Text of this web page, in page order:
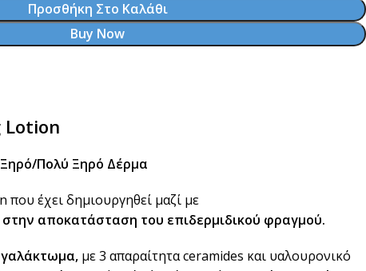
Προσθήκη Στο Καλάθι
Buy Now
Lotion
Πολύ Ξηρό Δέρμα
έχει δημιουργηθεί μαζί με
στην αποκατάσταση του επιδερμιδικού φραγμού.
με 3 απαραίτητα ceramides και υαλουρονικό